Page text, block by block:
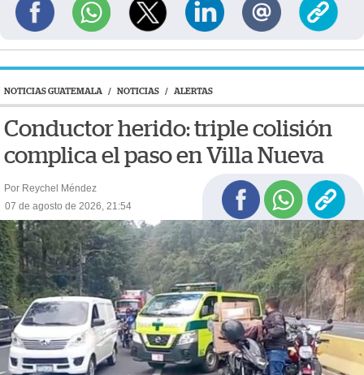
NOTICIAS GUATEMALA / NOTICIAS / ALERTAS
Conductor herido: triple colisión
complica el paso en Villa Nueva
Por Reychel Méndez
07 de agosto de 2026, 21:54